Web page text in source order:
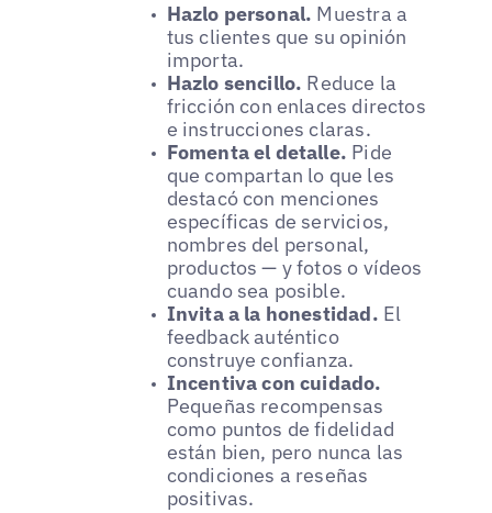
Hazlo personal. Muestra a
tus clientes que su opinión
importa.
Hazlo sencillo. Reduce la
fricción con enlaces directos
e instrucciones claras.
Fomenta el detalle. Pide
que compartan lo que les
destacó con menciones
específicas de servicios,
nombres del personal,
productos — y fotos o vídeos
cuando sea posible.
Invita a la honestidad. El
feedback auténtico
construye confianza.
Incentiva con cuidado.
Pequeñas recompensas
como puntos de fidelidad
están bien, pero nunca las
condiciones a reseñas
positivas.